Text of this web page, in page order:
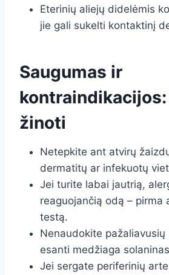
Eterinių aliejų didelėmis
jie gali sukelti kontaktinį
Saugumas ir
žinoti
Netepkite ant atvirų
dermatitų ar infekuotų
Jei turite labai jautrią,
reaguojančią odą – pirma
testą.
Nenaudokite pažaliavusių
esanti medžiaga
Jei sergate periferinių